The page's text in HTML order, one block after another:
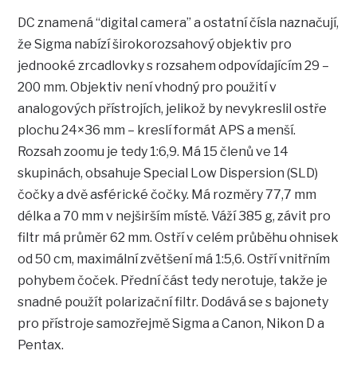
DC znamená “digital camera” a ostatní čísla naznačují,
že Sigma nabízí širokorozsahový objektiv pro
jednooké zrcadlovky s rozsahem odpovídajícím 29 –
200 mm. Objektiv není vhodný pro použití v
analogových přístrojích, jelikož by nevykreslil ostře
plochu 24×36 mm – kreslí formát APS a menší.
Rozsah zoomu je tedy 1:6,9. Má 15 členů ve 14
skupinách, obsahuje Special Low Dispersion (SLD)
čočky a dvě asférické čočky. Má rozměry 77,7 mm
délka a 70 mm v nejširším místě. Váží 385 g, závit pro
filtr má průměr 62 mm. Ostří v celém průběhu ohnisek
od 50 cm, maximální zvětšení má 1:5,6. Ostří vnitřním
pohybem čoček. Přední část tedy nerotuje, takže je
snadné použít polarizační filtr. Dodává se s bajonety
pro přístroje samozřejmě Sigma a Canon, Nikon D a
Pentax.